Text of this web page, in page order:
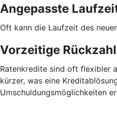
Angepasste
Oft kann die Laufzeit des
Vorzeitige
Ratenkredite sind oft flexibler
kürzer, was eine
Umschuldungsmöglichkeiten